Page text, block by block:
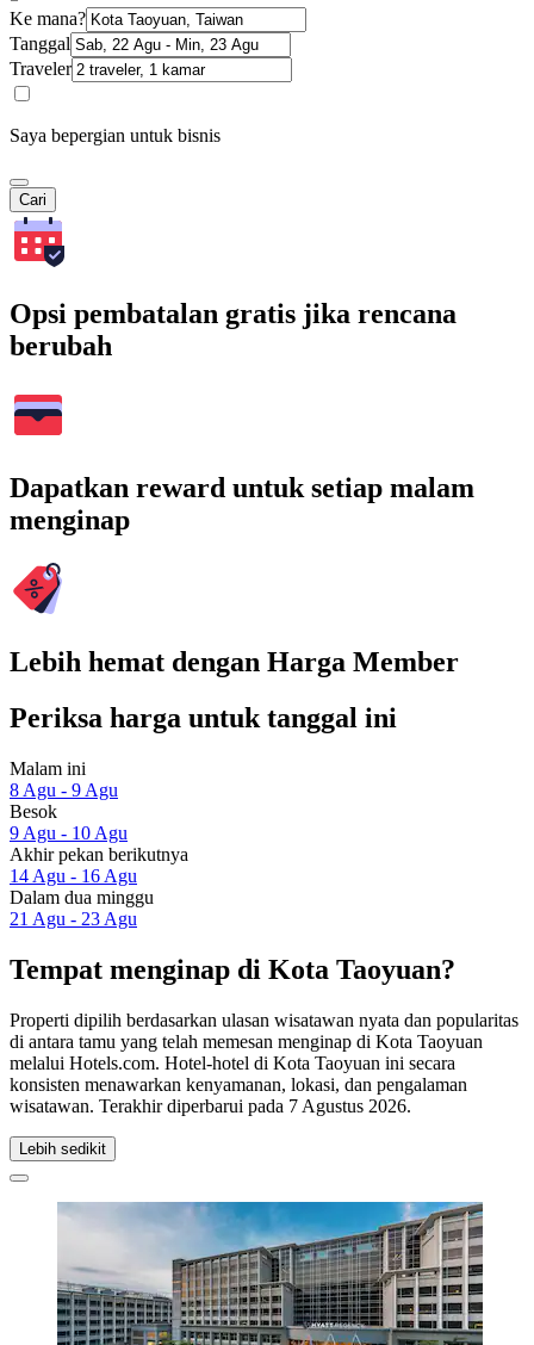
Ke mana?
Tanggal
Traveler
Saya bepergian untuk bisnis
Cari
Opsi pembatalan gratis jika rencana
berubah
Dapatkan reward untuk setiap malam
menginap
Lebih hemat dengan Harga Member
Periksa harga untuk tanggal ini
Malam ini
8 Agu - 9 Agu
Besok
9 Agu - 10 Agu
Akhir pekan berikutnya
14 Agu - 16 Agu
Dalam dua minggu
21 Agu - 23 Agu
Tempat menginap di Kota Taoyuan?
Properti dipilih berdasarkan ulasan wisatawan nyata dan popularitas
di antara tamu yang telah memesan menginap di Kota Taoyuan
melalui Hotels.com. Hotel-hotel di Kota Taoyuan ini secara
konsisten menawarkan kenyamanan, lokasi, dan pengalaman
wisatawan. Terakhir diperbarui pada 7 Agustus 2026.
Lebih sedikit